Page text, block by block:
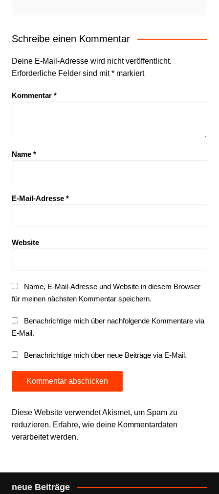
Schreibe einen Kommentar
Deine E-Mail-Adresse wird nicht veröffentlicht.
Erforderliche Felder sind mit*markiert
Kommentar *
Name *
E-Mail-Adresse *
Website
Name, E-Mail-Adresse und Website in diesem Browser
für meinen nächsten Kommentar speichern.
Benachrichtige mich über nachfolgende Kommentare via
E-Mail.
Benachrichtige mich über neue Beiträge via E-Mail.
Diese Website verwendet Akismet, um Spam zu
reduzieren. Erfahre, wie deine Kommentardaten
verarbeitet werden.
neue Beiträge